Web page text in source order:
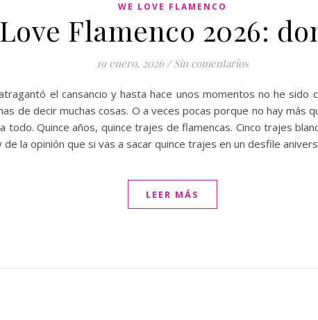
WE LOVE FLAMENCO
Flamenco 2026:
19 enero, 2026 / Sin comentarios
el cansancio y hasta hace unos momentos no he sido
de decir muchas cosas. O a veces pocas porque no hay más
todo. Quince años, quince trajes de flamencas. Cinco trajes
de la opinión que si vas a sacar quince trajes en un desfile
LEER MÁS